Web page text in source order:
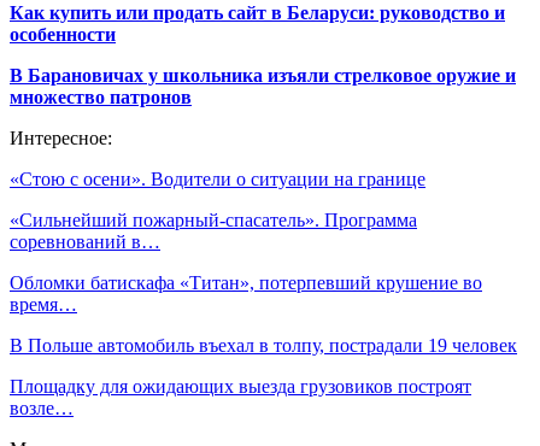
Как купить или продать сайт в Беларуси: руководство и
особенности
В Барановичах у школьника изъяли стрелковое оружие и
множество патронов
Интересное:
«Стою с осени». Водители о ситуации на границе
«Сильнейший пожарный-спасатель». Программа
соревнований в…
Обломки батискафа «Титан», потерпевший крушение во
время…
В Польше автомобиль въехал в толпу, пострадали 19 человек
Площадку для ожидающих выезда грузовиков построят
возле…